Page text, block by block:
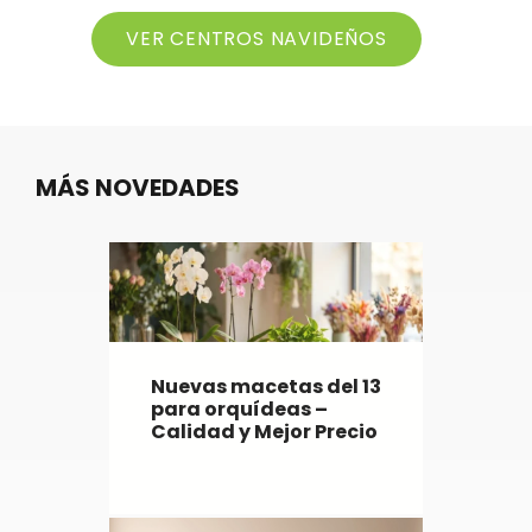
VER CENTROS NAVIDEÑOS
MÁS NOVEDADES
Nuevas macetas del 13
para orquídeas –
Calidad y Mejor Precio